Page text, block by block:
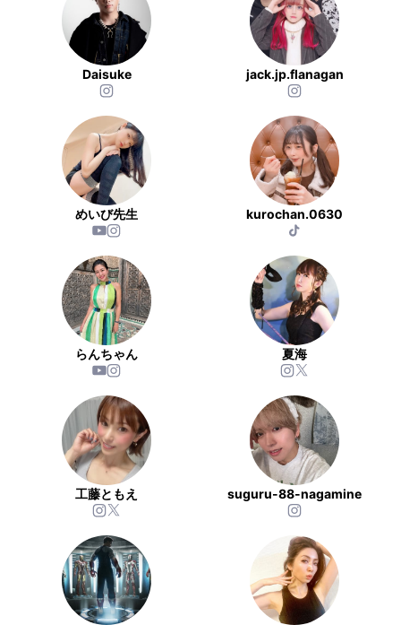
Daisuke jack.jp.flanagan
めいび先生 kurochan.0630
らんちゃん 夏海
工藤ともえ suguru-88-nagamine